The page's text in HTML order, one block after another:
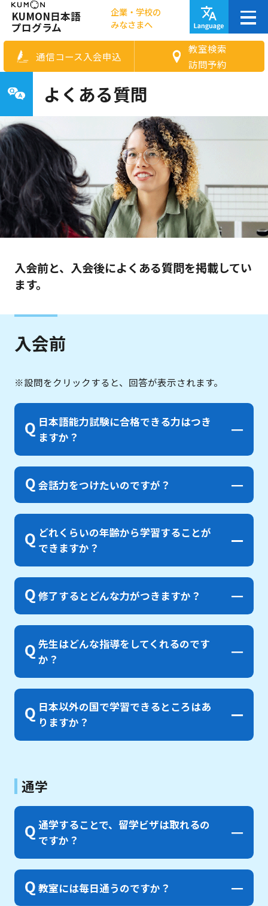
KUMON日本語
プログラム
企業・学校の
みなさまへ
通信コース入会申込
教室検索
訪問予約
よくある質問
入会前と、入会後によくある質問を掲載してい
ます。
入会前
※設問をクリックすると、回答が表示されます。
日本語能力試験に合格できる力はつき
ますか？
会話力をつけたいのですが？
どれくらいの年齢から学習することが
できますか？
修了するとどんな力がつきますか？
先生はどんな指導をしてくれるのです
か？
日本以外の国で学習できるところはあ
りますか？
通学
通学することで、留学ビザは取れるの
ですか？
教室には毎日通うのですか？